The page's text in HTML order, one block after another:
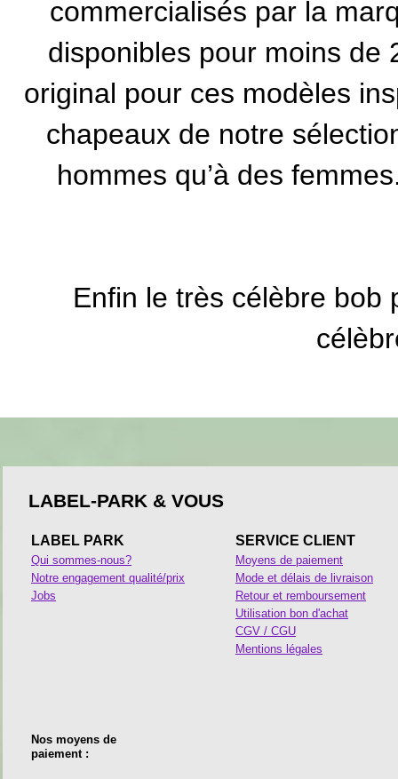
commercialisés par la
disponibles pour moins de
original pour ces modèles
chapeaux de notre
hommes qu’à des
Enfin le très célèbre bob
LABEL-PARK & VOUS
LABEL PARK
Qui sommes-nous?
Notre engagement qualité/prix
Jobs
SERVICE CLIENT
Moyens de paiement
Mode et délais de livraison
Retour et remboursement
Utilisation bon d'achat
CGV / CGU
Mentions légales
Nos moyens de
paiement :